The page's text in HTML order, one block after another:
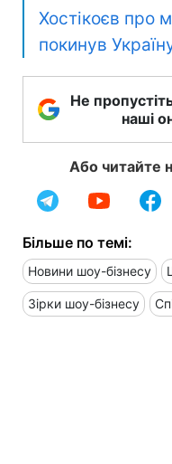
Хостікоєв про
покинув
Не
наші
Або читайте
Більше по темі:
Новини шоу-бізнесу
Зірки шоу-бізнесу